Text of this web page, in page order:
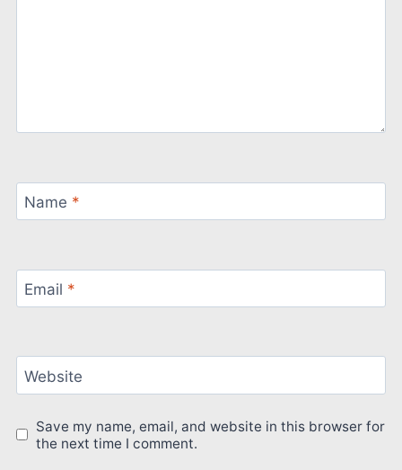
Name *
Email *
Website
Save my name, email, and website in this browser for
the next time I comment.